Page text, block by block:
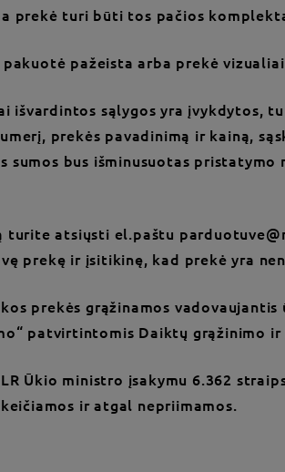
prekė turi būti tos pačios
pakuotė pažeista arba prekė
išvardintos sąlygos yra įvykdytos,
prekės pavadinimą ir kainą,
sumos bus išminusuotas pristatymo
turite atsiųsti el.paštu
prekę ir įsitikinę, kad prekė yra
prekės grąžinamos
patvirtintomis Daiktų grąžinimo
Ūkio ministro įsakymu 6.362
ir atgal nepriimamos.